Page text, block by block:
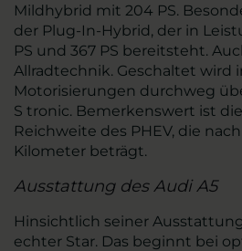
Mildhybrid mit 204 PS.
der Plug-In-Hybrid, der in
PS und 367 PS bereitsteht.
Allradtechnik. Geschaltet wird
Motorisierungen durchweg
S tronic. Bemerkenswert ist
Reichweite des PHEV, die nach
Kilometer beträgt.
Ausstattung des Audi A5
Hinsichtlich seiner
echter Star. Das beginnt bei